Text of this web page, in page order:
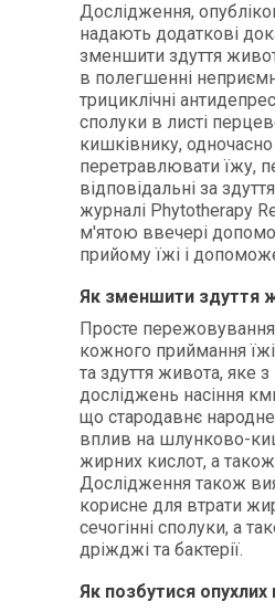
Дослідження,
надають додаткові
зменшити здуття
в полегшенні
трициклічні
сполуки в листі
кишківнику,
перетравлювати їжу,
відповідальні за
журналі Phytotherapy
м'ятою ввечері
прийому їжі і
Як зменшити здуття
Просте
кожного приймання
та здуття живота, яке
досліджень насіння
що стародавнє
вплив на шлунково-
жирних кислот, а
Дослідження також
корисне для втрати
сечогінні сполуки, а
дріжджі та бактерії.
Як позбутися опухлих